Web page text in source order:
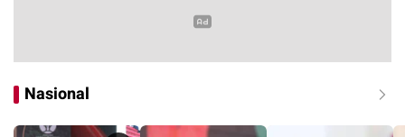
Nasional